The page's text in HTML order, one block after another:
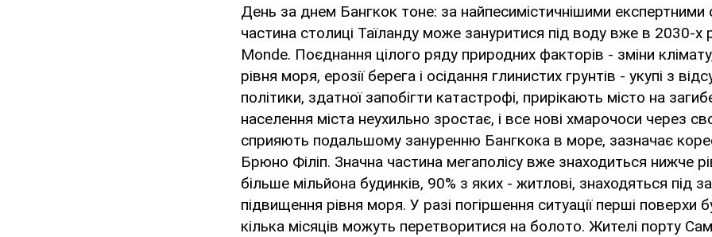
День за днем Бангкок тоне: за найпесимістичнішими експертними
частина столиці Таїланду може зануритися під воду вже в 2030-х
Monde. Поєднання цілого ряду природних факторів - зміни
рівня моря, ерозії берега і осідання глинистих грунтів - укупі з
політики, здатної запобігти катастрофі, прирікають місто на
населення міста неухильно зростає, і все нові хмарочоси через
сприяють подальшому зануренню Бангкока в море, зазначає
Брюно Філіп. Значна частина мегаполісу вже знаходиться нижче
більше мільйона будинків, 90% з яких - житлові, знаходяться під
підвищення рівня моря. У разі погіршення ситуації перші поверхи
кілька місяців можуть перетворитися на болото. Жителі порту